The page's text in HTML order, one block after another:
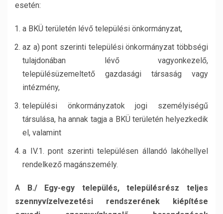
esetén:
a BKÜ területén lévő települési önkormányzat,
az a) pont szerinti települési önkormányzat többségi
tulajdonában lévő vagyonkezelő,
településüzemeltető gazdasági társaság vagy
intézmény,
települési önkormányzatok jogi személyiségű
társulása, ha annak tagja a BKÜ területén helyezkedik
el, valamint
a IV.1. pont szerinti településen állandó lakóhellyel
rendelkező magánszemély.
A B./ Egy-egy település, településrész teljes
szennyvízelvezetési rendszerének kiépítése